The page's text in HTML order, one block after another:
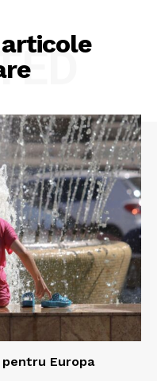
Europa